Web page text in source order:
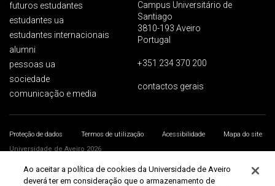
futuros estudantes
estudantes ua
estudantes internacionais
alumni
pessoas ua
sociedade
comunicação e media
Campus Universitário de
Santiago
3810-193 Aveiro
Portugal
+351 234 370 200
contactos gerais
Proteção de dados Termos de utilização Acessibilidade
Mapa do site
Universidade de Aveiro 2026
Ao aceitar a política de cookies da Universidade de Aveiro
deverá ter em consideração que o armazenamento de